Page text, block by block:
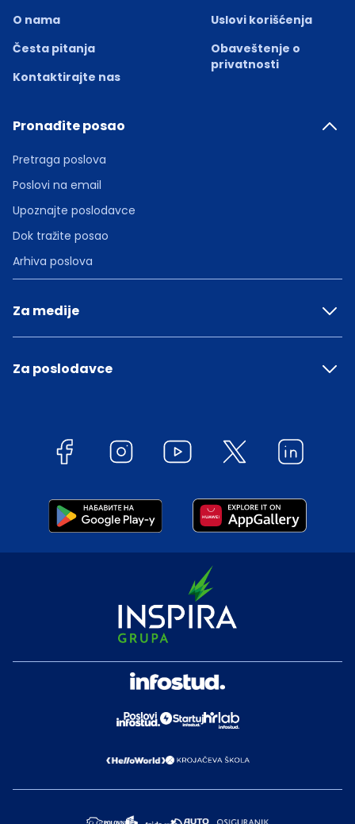
O nama
Česta pitanja
Kontaktirajte nas
Uslovi korišćenja
Obaveštenje o
privatnosti
Pronađite posao
Pretraga poslova
Poslovi na email
Upoznajte poslodavce
Dok tražite posao
Arhiva poslova
Za medije
Za poslodavce